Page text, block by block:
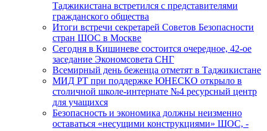
Таджикистана встретился с представителями
гражданского общества
Итоги встречи секретарей Советов Безопасности
стран ШОС в Москве
Сегодня в Кишиневе состоится очередное, 42-ое
заседание Экономсовета СНГ
Всемирный день беженца отметят в Таджикистане
МИД РТ при поддержке ЮНЕСКО открыло в
столичной школе-интернате №4 ресурсный центр
для учащихся
Безопасность и экономика должны неизменно
оставаться «несущими конструкциями» ШОС, -